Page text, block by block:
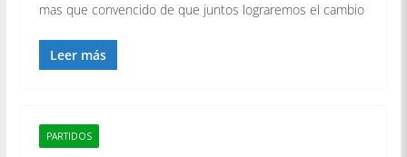
mas que convencido de que juntos lograremos el cambio
Leer más
PARTIDOS